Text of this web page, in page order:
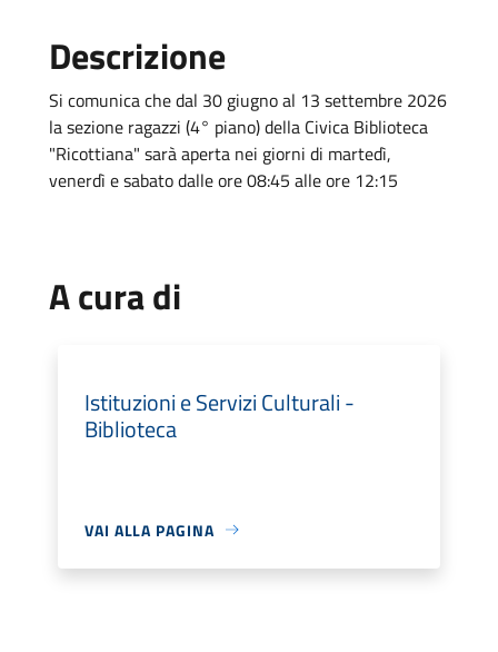
Descrizione
Si comunica che dal 30 giugno al 13 settembre 2026
la sezione ragazzi (4° piano) della Civica Biblioteca
"Ricottiana" sarà aperta nei giorni di martedì,
venerdì e sabato dalle ore 08:45 alle ore 12:15
A cura di
Istituzioni e Servizi Culturali -
Biblioteca
VAI ALLA PAGINA